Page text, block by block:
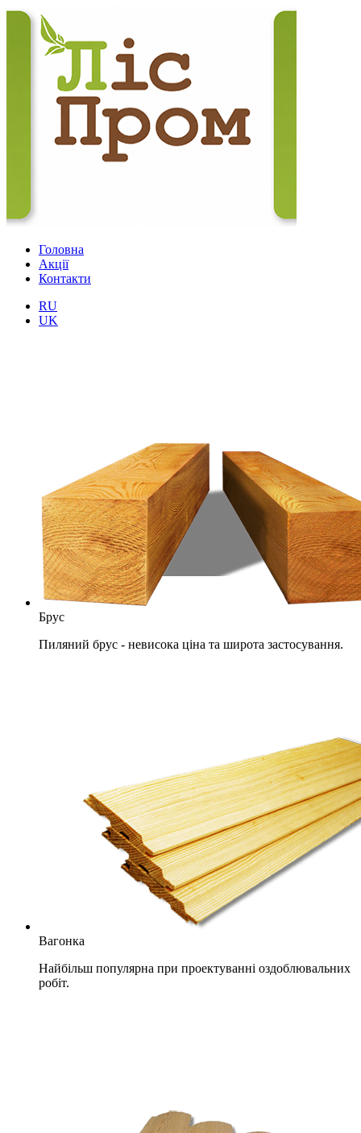
Головна
Акції
Контакти
RU
UK
Брус
Пиляний брус - невисока ціна та широта застосування.
Вагонка
Найбільш популярна при проектуванні оздоблювальних
робіт.